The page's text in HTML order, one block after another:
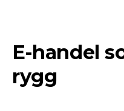
E-handel
rygg